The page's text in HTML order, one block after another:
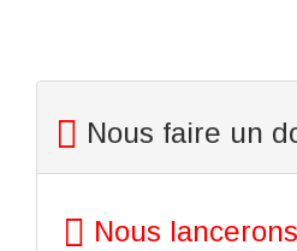
Nous faire un
Nous